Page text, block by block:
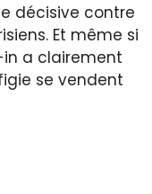
décisive contre
Et même si
in a clairement
se vendent